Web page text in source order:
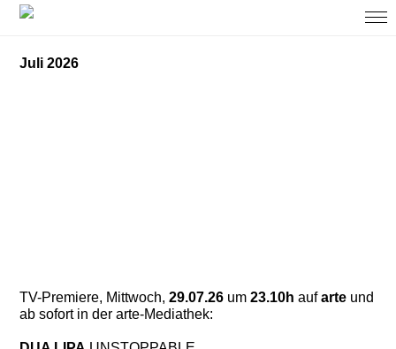
Juli 2026
TV-Premiere, Mittwoch,29.07.26 um23.10h aufarte und
ab sofort in der arte-Mediathek: